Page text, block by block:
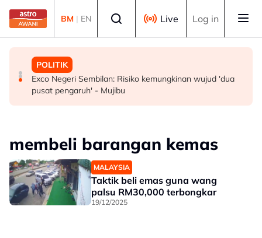
Skip to main content
BM | EN Live Log in
MALAYSIA
Pembantu rumah dipenjara empat tahun abai kanak-
kanak di kolam renang hingga lemas
POLITIK
RCI Tabung Haji: 'Jika tidak boleh sanggah fakta, jangan
main sentimen rakyat' - AMK
POLITIK
Exco Negeri Sembilan: Risiko kemungkinan wujud 'dua
pusat pengaruh' - Mujibu
membeli barangan kemas
MALAYSIA
Taktik beli emas guna wang
palsu RM30,000 terbongkar
19/12/2025